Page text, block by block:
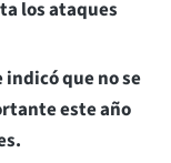
los ataques
que no se
este año